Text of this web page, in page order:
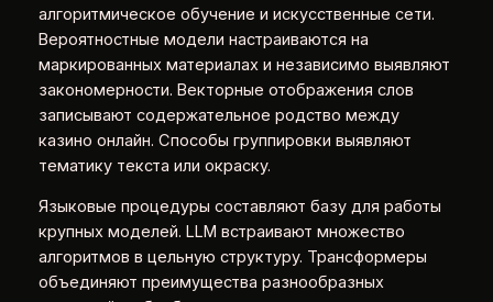
алгоритмическое обучение и искусственные сети.
Вероятностные модели настраиваются на
маркированных материалах и независимо выявляют
закономерности. Векторные отображения слов
записывают содержательное родство между
казино онлайн. Способы группировки выявляют
тематику текста или окраску.
Языковые процедуры составляют базу для работы
крупных моделей. LLM встраивают множество
алгоритмов в цельную структуру. Трансформеры
объединяют преимущества разнообразных